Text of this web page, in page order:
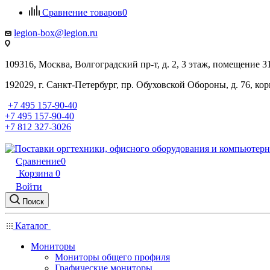
Сравнение товаров0
legion-box@legion.ru
109316, Москва, Волгоградский пр-т, д. 2, 3 этаж, помещение
192029, г. Санкт-Петербург, пр. Обуховской Обороны, д. 76,
+7 495 157-90-40
+7 495 157-90-40
+7 812 327-3026
Сравнение0
Корзина 0
Войти
Поиск
Каталог
Мониторы
Мониторы общего профиля
Графические мониторы